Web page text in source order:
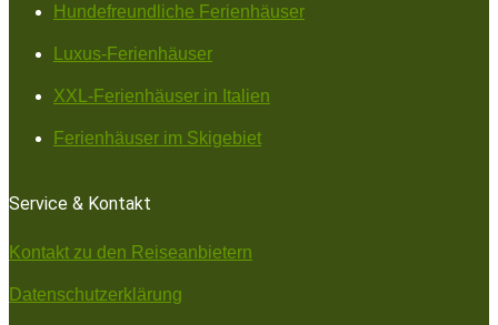
Hundefreundliche Ferienhäuser
Luxus-Ferienhäuser
XXL-Ferienhäuser in Italien
Ferienhäuser im Skigebiet
Service & Kontakt
Kontakt zu den Reiseanbietern
Datenschutzerklärung